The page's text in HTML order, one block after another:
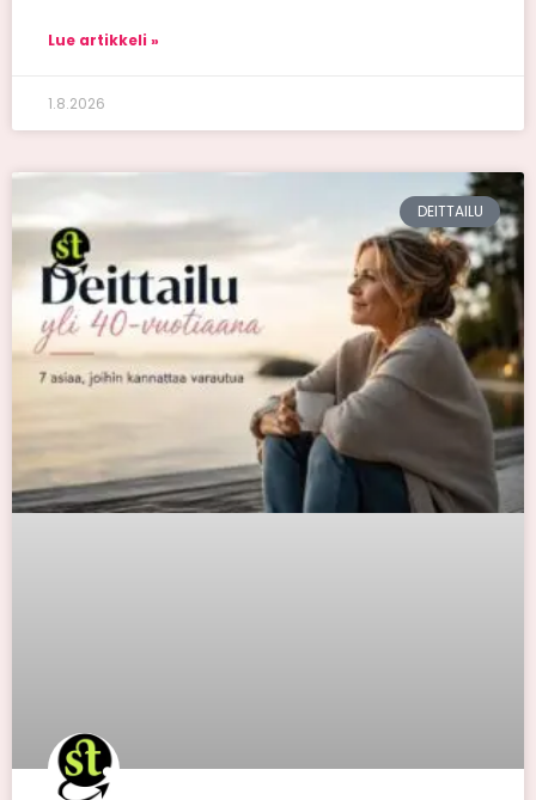
Lue artikkeli »
1.8.2026
DEITTAILU